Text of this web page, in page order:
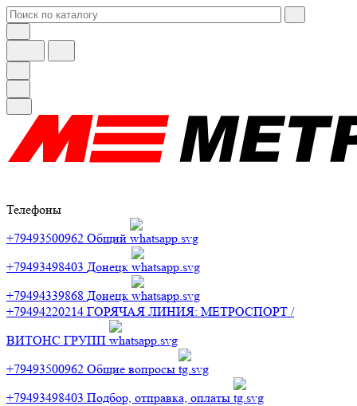
Телефоны
+79493500962 Общий
+79493498403 Донецк
+79494339868 Донецк
+79494220214 ГОРЯЧАЯ ЛИНИЯ: МЕТРОСПОРТ /
ВИТОНС ГРУПП
+79493500962 Общие вопросы
+79493498403 Подбор, отправка, оплаты